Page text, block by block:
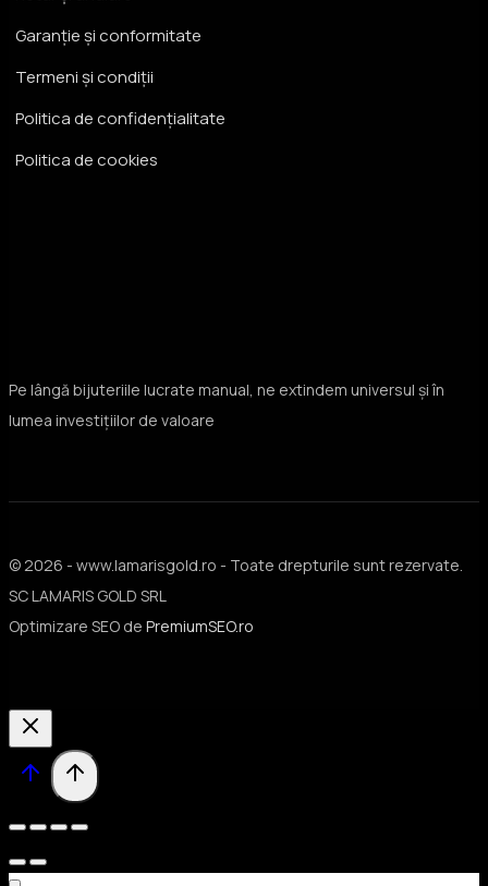
Garanție și conformitate
Termeni și condiții
Politica de confidențialitate
Politica de cookies
Pe lângă bijuteriile lucrate manual, ne extindem universul și în
lumea investițiilor de valoare
© 2026 - www.lamarisgold.ro - Toate drepturile sunt rezervate.
SC LAMARIS GOLD SRL
Optimizare SEO de PremiumSEO.ro